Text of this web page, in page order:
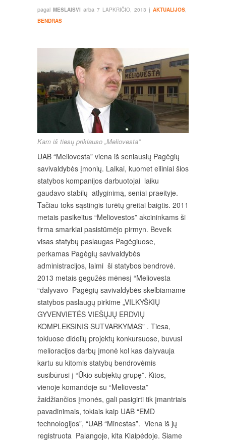
pagal MESLAISVI arba 7 LAPKRIČIO, 2013 į AKTUALIJOS,
BENDRAS
Kam iš tiesų priklauso „Meliovesta”
UAB “Meliovesta” viena iš seniausių Pagėgių
savivaldybės įmonių. Laikai, kuomet eiliniai šios
statybos kompanijos darbuotojai laiku
gaudavo stabilų atlyginimą, seniai praeityje.
Tačiau toks sąstingis turėtų greitai baigtis. 2011
metais pasikeitus “Meliovestos” akcininkams ši
firma smarkiai pasistūmėjo pirmyn. Beveik
visas statybų paslaugas Pagėgiuose,
perkamas Pagėgių savivaldybės
administracijos, laimi ši statybos bendrovė.
2013 metais gegužės mėnesį “Meliovesta
“dalyvavo Pagėgių savivaldybės skelbiamame
statybos paslaugų pirkime „VILKYŠKIŲ
GYVENVIETĖS VIEŠŲJŲ ERDVIŲ
KOMPLEKSINIS SUTVARKYMAS” . Tiesa,
tokiuose didelių projektų konkursuose, buvusi
melioracijos darbų įmonė kol kas dalyvauja
kartu su kitomis statybų bendrovėmis
susibūrusi į “Ūkio subjektų grupę”. Kitos,
vienoje komandoje su “Meliovesta”
žaidžiančios įmonės, gali pasigirti tik įmantriais
pavadinimais, tokiais kaip UAB “EMD
technologijos”, “UAB “Minestas”. Viena iš jų
registruota Palangoje, kita Klaipėdoje. Šiame